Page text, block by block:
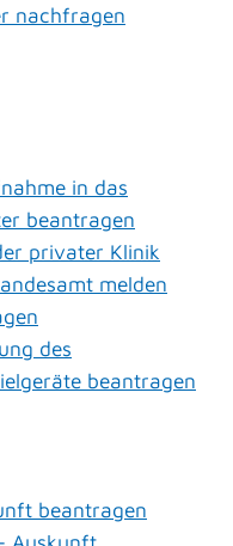
nachfragen
in das
beantragen
privater Klinik
melden
des
beantragen
beantragen